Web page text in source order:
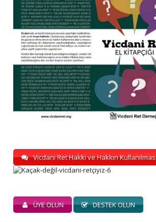
Vicdani Ret Hakkı ve Hakkın
ÜYE OLUN DESTEK OLUN